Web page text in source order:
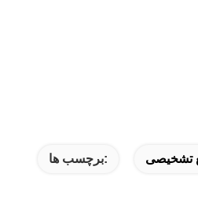
برچسب ها: تشخیصی